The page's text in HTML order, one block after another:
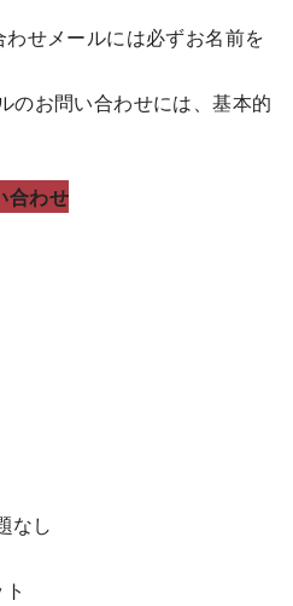
せメールには必ずお名前を
お問い合わせには、基本的
合わせ
なし